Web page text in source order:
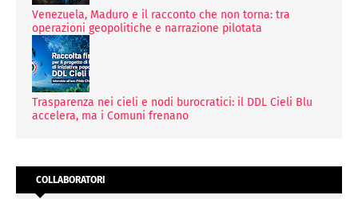
Venezuela, Maduro e il racconto che non torna: tra
operazioni geopolitiche e narrazione pilotata
Trasparenza nei cieli e nodi burocratici: il DDL Cieli Blu
accelera, ma i Comuni frenano
COLLABORATORI